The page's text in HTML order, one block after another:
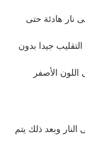
نار هادئة حتى
جيدا بدون
الأصفر
وبعد ذلك يتم